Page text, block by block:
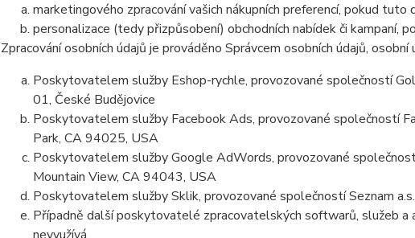
marketingového zpracování vašich nákupních preferencí, pokud tuto
personalizace (tedy přizpůsobení) obchodních nabídek či kampaní,
Zpracování osobních údajů je prováděno Správcem osobních údajů,
Poskytovatelem služby Eshop-rychle, provozované společností
01, České Budějovice
Poskytovatelem služby Facebook Ads, provozované společností
Park, CA 94025, USA
Poskytovatelem služby Google AdWords, provozované
Mountain View, CA 94043, USA
Poskytovatelem služby Sklik, provozované společností Seznam
Případně další poskytovatelé zpracovatelských softwarů, služeb a